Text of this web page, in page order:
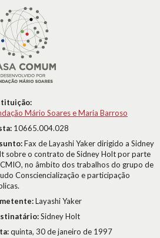
Mário Soares e Maria Barroso
10665.004.028
Fax de Layashi Yaker dirigido a Sidney
sobre o contrato de Sidney Holt por parte
no âmbito dos trabalhos do grupo de
Consciencialização e participação
Layashi Yaker
Sidney Holt
quinta, 30 de janeiro de 1997